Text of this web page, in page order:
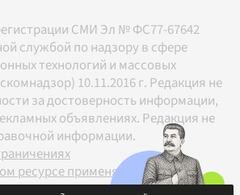
СМИ Эл № ФС77-67642
службой по надзору в сфере
технологий и массовых
10.11.2016 г. Редакция не
за достоверность информации,
объявлениях. Редакция не
информации.
ресурсе применяются
в соответствии с